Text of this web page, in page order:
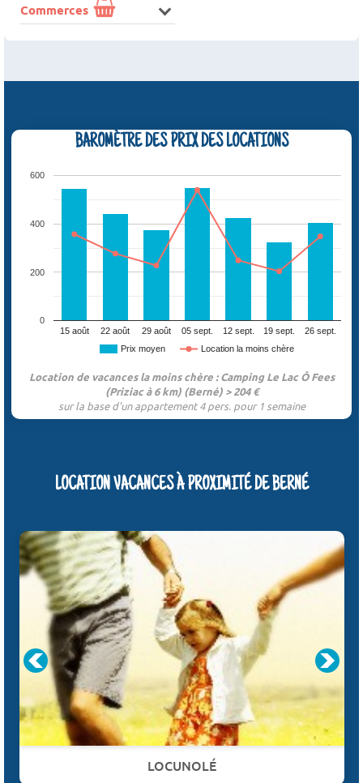
Commerces
BAROMÈTRE DES PRIX DES LOCATIONS
Prix moyen Location la moins chère
15 août 22 août 29 août 05 sept. 12 sept. 19 sept. 26 sept.
0
200
400
600
Location de vacances la moins chère : Camping Le Lac Ô Fees
(Priziac à 6 km) (Berné) > 204 €
sur la base d'un appartement 4 pers. pour 1 semaine
LOCATION VACANCES À PROXIMITÉ DE BERNÉ
LOCUNOLÉ